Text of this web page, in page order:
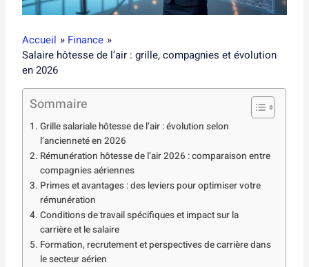
Accueil
Finance
Salaire hôtesse de l’air : grille, compagnies et évolution
en 2026
Sommaire
Grille salariale hôtesse de l’air : évolution selon
l’ancienneté en 2026
Rémunération hôtesse de l’air 2026 : comparaison entre
compagnies aériennes
Primes et avantages : des leviers pour optimiser votre
rémunération
Conditions de travail spécifiques et impact sur la
carrière et le salaire
Formation, recrutement et perspectives de carrière dans
le secteur aérien